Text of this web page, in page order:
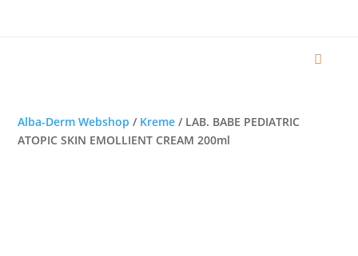
Alba-Derm Webshop / Kreme / LAB. BABE PEDIATRIC
ATOPIC SKIN EMOLLIENT CREAM 200ml